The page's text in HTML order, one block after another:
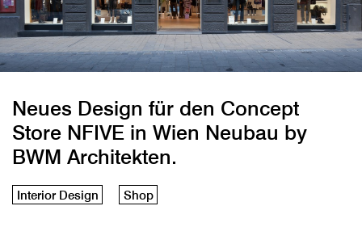
Neues Design für den Concept
Store NFIVE in Wien Neubau by
BWM Architekten.
Interior Design Shop